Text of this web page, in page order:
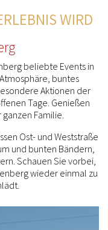
WIRD
beliebte Events in
buntes
Aktionen der
Tage. Genießen
Familie.
Ost- und Weststraße
und bunten Bändern,
Schauen Sie vorbei,
wieder einmal zu